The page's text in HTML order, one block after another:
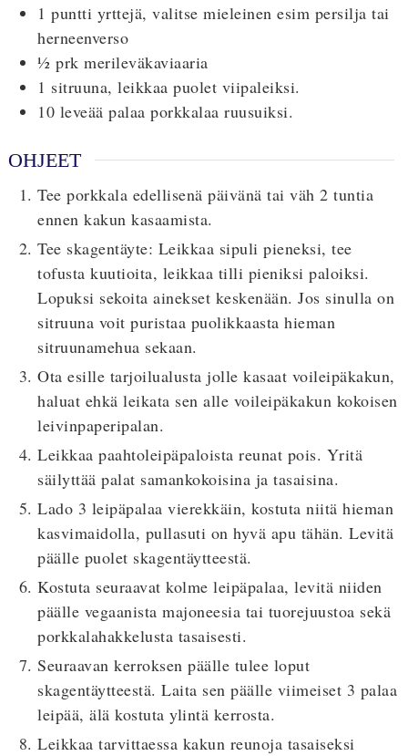
1 puntti yrttejä, valitse mieleinen esim persilja tai
herneenverso
½ prk merileväkaviaaria
1 sitruuna, leikkaa puolet viipaleiksi.
10 leveää palaa porkkalaa ruusuiksi.
OHJEET
Tee porkkala edellisenä päivänä tai väh 2 tuntia
ennen kakun kasaamista.
Tee skagentäyte: Leikkaa sipuli pieneksi, tee
tofusta kuutioita, leikkaa tilli pieniksi paloiksi.
Lopuksi sekoita ainekset keskenään. Jos sinulla on
sitruuna voit puristaa puolikkaasta hieman
sitruunamehua sekaan.
Ota esille tarjoilualusta jolle kasaat voileipäkakun,
haluat ehkä leikata sen alle voileipäkakun kokoisen
leivinpaperipalan.
Leikkaa paahtoleipäpaloista reunat pois. Yritä
säilyttää palat samankokoisina ja tasaisina.
Lado 3 leipäpalaa vierekkäin, kostuta niitä hieman
kasvimaidolla, pullasuti on hyvä apu tähän. Levitä
päälle puolet skagentäytteestä.
Kostuta seuraavat kolme leipäpalaa, levitä niiden
päälle vegaanista majoneesia tai tuorejuustoa sekä
porkkalahakkelusta tasaisesti.
Seuraavan kerroksen päälle tulee loput
skagentäytteestä. Laita sen päälle viimeiset 3 palaa
leipää, älä kostuta ylintä kerrosta.
Leikkaa tarvittaessa kakun reunoja tasaiseksi